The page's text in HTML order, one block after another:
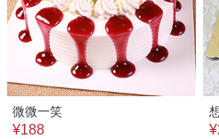
微微一笑
¥188